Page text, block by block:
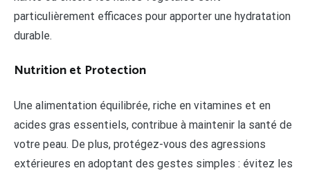
particulièrement efficaces pour apporter une hydratation
durable.
Nutrition et Protection
Une alimentation équilibrée, riche en vitamines et en
acides gras essentiels, contribue à maintenir la santé de
votre peau. De plus, protégez-vous des agressions
extérieures en adoptant des gestes simples : évitez les